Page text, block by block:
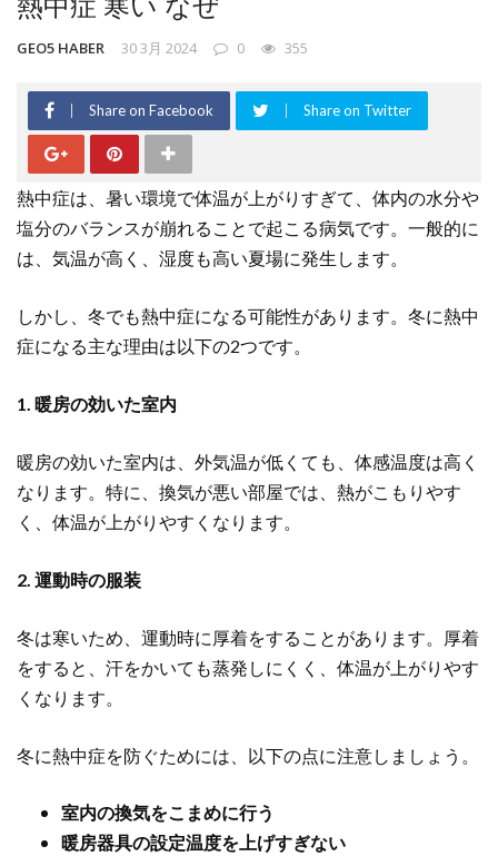
熱中症 寒い なぜ
GEO5 HABER 30 3月 2024 0 355
Share on Facebook Share on Twitter
熱中症は、暑い環境で体温が上がりすぎて、体内の水分や
塩分のバランスが崩れることで起こる病気です。一般的に
は、気温が高く、湿度も高い夏場に発生します。
しかし、冬でも熱中症になる可能性があります。冬に熱中
症になる主な理由は以下の2つです。
1. 暖房の効いた室内
暖房の効いた室内は、外気温が低くても、体感温度は高く
なります。特に、換気が悪い部屋では、熱がこもりやす
く、体温が上がりやすくなります。
2. 運動時の服装
冬は寒いため、運動時に厚着をすることがあります。厚着
をすると、汗をかいても蒸発しにくく、体温が上がりやす
くなります。
冬に熱中症を防ぐためには、以下の点に注意しましょう。
室内の換気をこまめに行う
暖房器具の設定温度を上げすぎない